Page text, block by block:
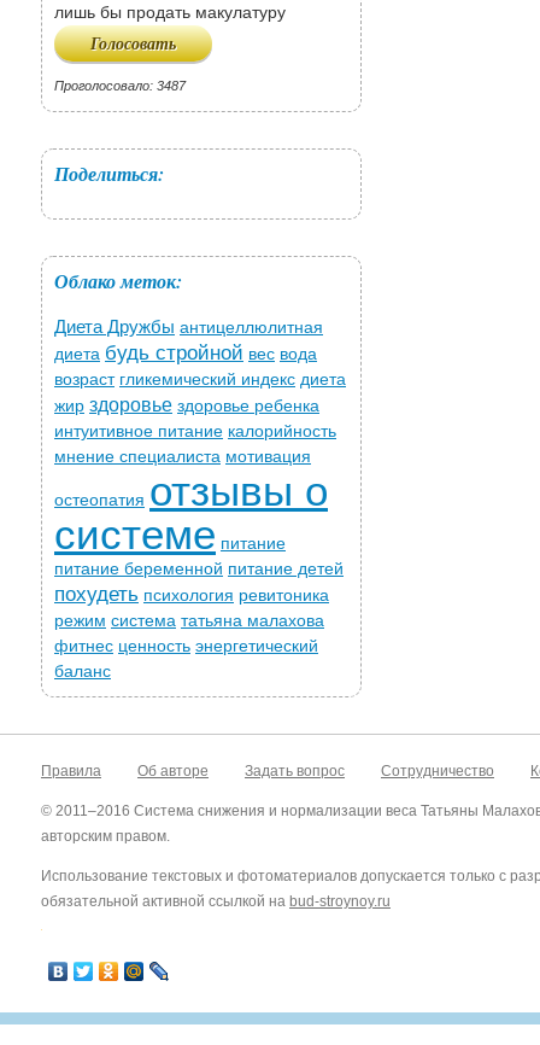
лишь бы продать макулатуру
Проголосовало: 3487
Поделиться:
Облако меток:
Диета Дружбы антицеллюлитная
диета будь стройной вес вода
возраст гликемический индекс диета
жир здоровье здоровье ребенка
интуитивное питание калорийность
мнение специалиста мотивация
остеопатия отзывы о
системе питание
питание беременной питание детей
похудеть психология ревитоника
режим система татьяна малахова
фитнес ценность энергетический
баланс
Правила Об авторе Задать вопрос Сотрудничество
© 2011–2016 Система снижения и нормализации веса Татьяны
авторским правом.
Использование текстовых и фотоматериалов допускается только с
обязательной активной ссылкой на bud-stroynoy.ru